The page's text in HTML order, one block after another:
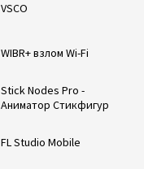
VSCO
WIBR+ взлом Wi-Fi
Stick Nodes Pro -
Аниматор Стикфигур
FL Studio Mobile